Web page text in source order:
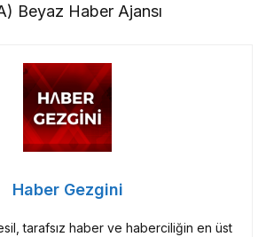
Beyaz Haber Ajansı
Haber Gezgini
tarafsız haber ve haberciliğin en üst